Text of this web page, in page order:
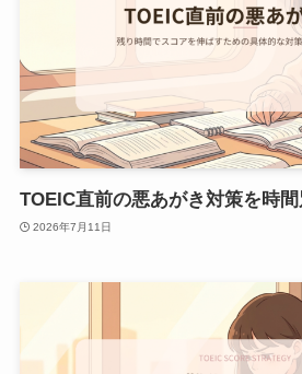
TOEIC直前の悪あがき対策を時
2026年7月11日